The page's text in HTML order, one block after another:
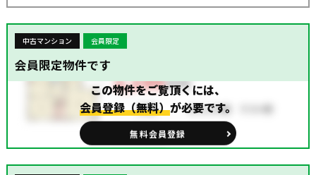
中古マンション 会員限定
会員限定物件です
この物件をご覧頂くには、
会員登録（無料）が必要です。
無料会員登録